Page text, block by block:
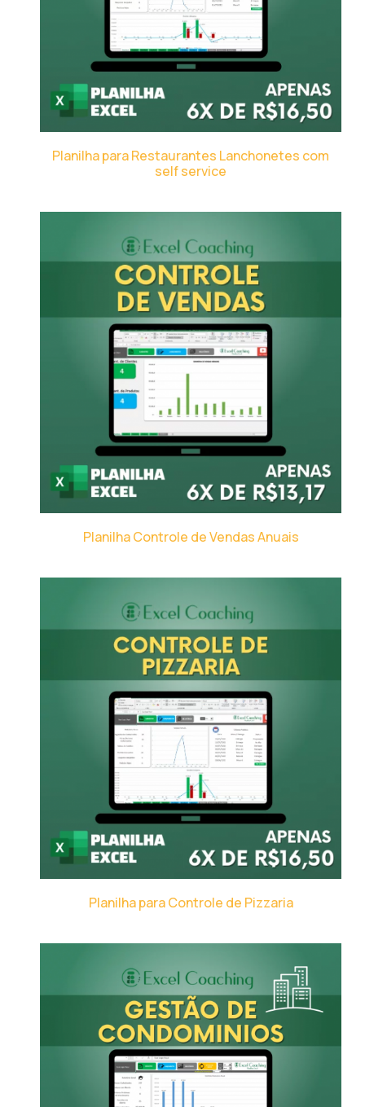
Planilha para Restaurantes Lanchonetes com
self service
Planilha Controle de Vendas Anuais
Planilha para Controle de Pizzaria